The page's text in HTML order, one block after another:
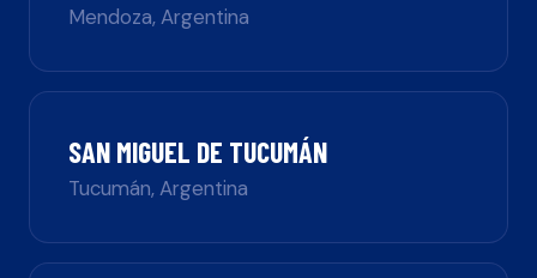
Mendoza,Argentina
SAN MIGUEL DE TUCUMÁN
Tucumán,Argentina